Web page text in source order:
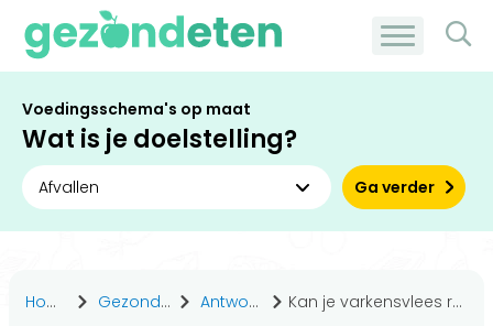
Voedingsschema's op maat
Wat is je doelstelling?
Ga verder
Home Gezond leven Antwoorden Kan je varkensvlees rauw eten?